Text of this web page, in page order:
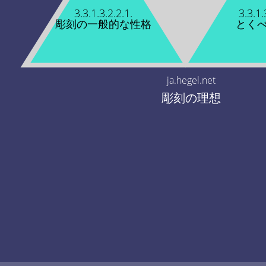
3.3.1.3.2.2.1.
彫刻の一般的な性格 とく
ja.hegel.net
彫刻の理想